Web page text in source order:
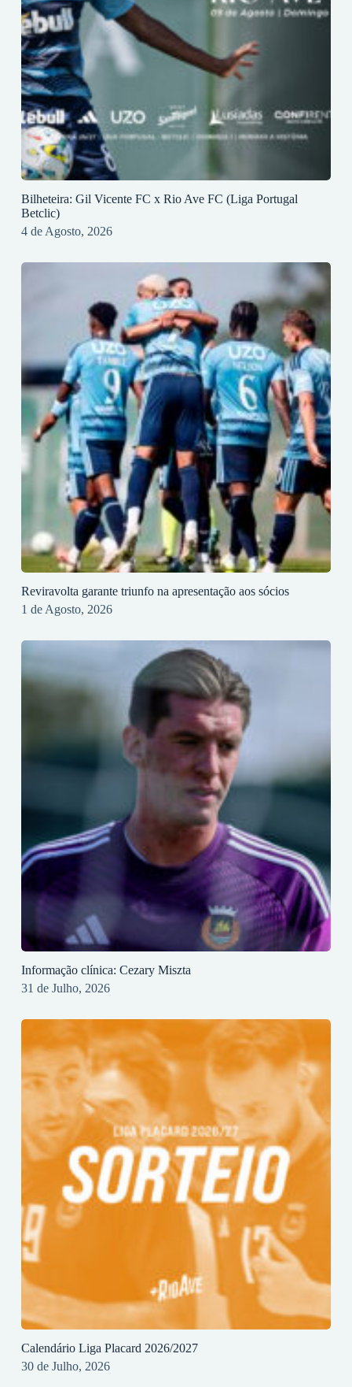
Bilheteira: Gil Vicente FC x Rio Ave FC (Liga Portugal
Betclic)
4 de Agosto, 2026
Reviravolta garante triunfo na apresentação aos sócios
1 de Agosto, 2026
Informação clínica: Cezary Miszta
31 de Julho, 2026
Calendário Liga Placard 2026/2027
30 de Julho, 2026